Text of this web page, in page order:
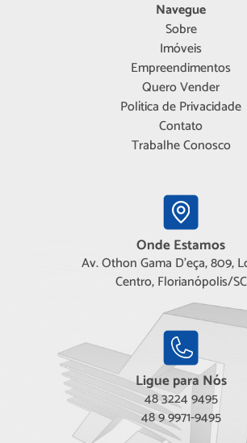
Navegue
Sobre
Imóveis
Empreendimentos
Quero Vender
Política de Privacidade
Contato
Trabalhe Conosco
Onde Estamos
Av. Othon Gama D'eça, 809,
Centro, Florianópolis/SC
Ligue para Nós
48 3224 9495
48 9 9971-9495